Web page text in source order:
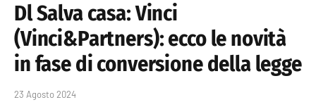
Dl Salva casa: Vinci
(Vinci&Partners): ecco le novità
in fase di conversione della legge
23 Agosto 2024